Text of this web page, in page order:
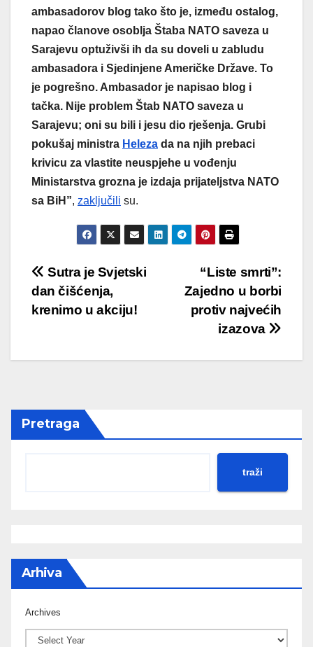
ambasadorov blog tako što je, između ostalog,
napao članove osoblja Štaba NATO saveza u
Sarajevu optuživši ih da su doveli u zabludu
ambasadora i Sjedinjene Američke Države. To
je pogrešno. Ambasador je napisao blog i
tačka. Nije problem Štab NATO saveza u
Sarajevu; oni su bili i jesu dio rješenja. Grubi
pokušaj ministra Heleza da na njih prebaci
krivicu za vlastite neuspjehe u vođenju
Ministarstva grozna je izdaja prijateljstva NATO
sa BiH”, zaključili su.
Post
navigation
“Liste smrti”:
Zajedno u borbi
protiv najvećih
izazova
Sutra je Svjetski
dan čišćenja,
krenimo u akciju!
Pretraga
traži
Arhiva
Archives